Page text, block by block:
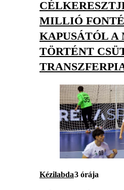
MILLIÓ
KAPUSÁTÓL A
TÖRTÉNT
Kézilabda3 órája